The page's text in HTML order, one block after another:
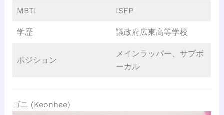
MBTI ISFP
学歴 議政府広東高等学校
ポジション
メインラッパー、サブボ
ーカル
ゴニ (Keonhee)